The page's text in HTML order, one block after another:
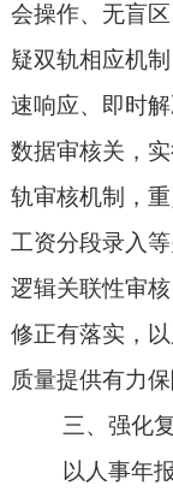
会操作、无盲区
疑双轨相应机制
速响应、即时
数据审核关，
轨审核机制，
工资分段录入
逻辑关联性审核
修正有落实，
质量提供有力保
三、强化
以人事年